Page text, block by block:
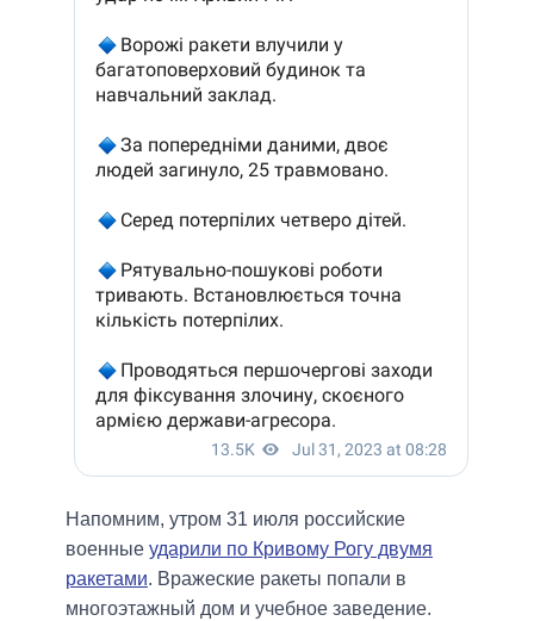
Напомним, утром 31 июля российские
военные ударили по Кривому Рогу двумя
ракетами. Вражеские ракеты попали в
многоэтажный дом и учебное заведение.